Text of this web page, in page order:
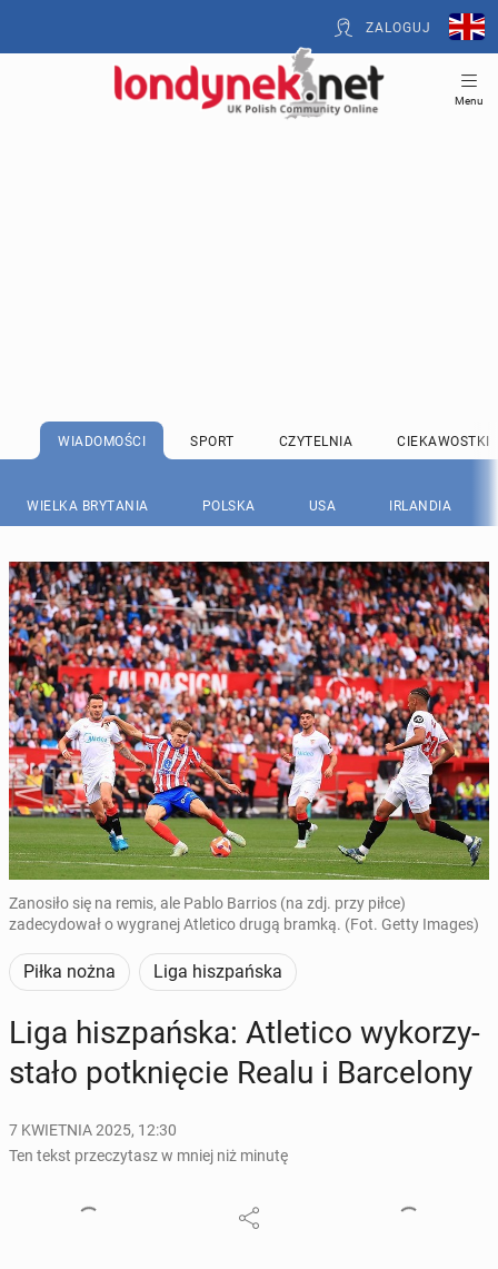
ZALOGUJ
Menu
WIADOMOŚCI SPORT CZYTELNIA CIEKAWOSTKI
WIELKA BRYTANIA POLSKA USA IRLANDIA
Zanosiło się na remis, ale Pablo Barrios (na zdj. przy piłce)
zadecydował o wygranej Atletico drugą bramką. (Fot. Getty Images)
Piłka nożna Liga hiszpańska
Liga hisz­pań­ska: Atle­ti­co wy­ko­rzy­
sta­ło po­tknię­cie Realu i Bar­ce­lo­ny
7 KWIETNIA 2025, 12:30
Ten tekst przeczytasz w mniej niż minutę